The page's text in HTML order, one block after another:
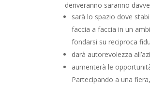
deriveranno saranno
sarà lo spazio dove
faccia a faccia in un
fondarsi su reciproca
darà autorevolezza
aumenterà le
Partecipando a una